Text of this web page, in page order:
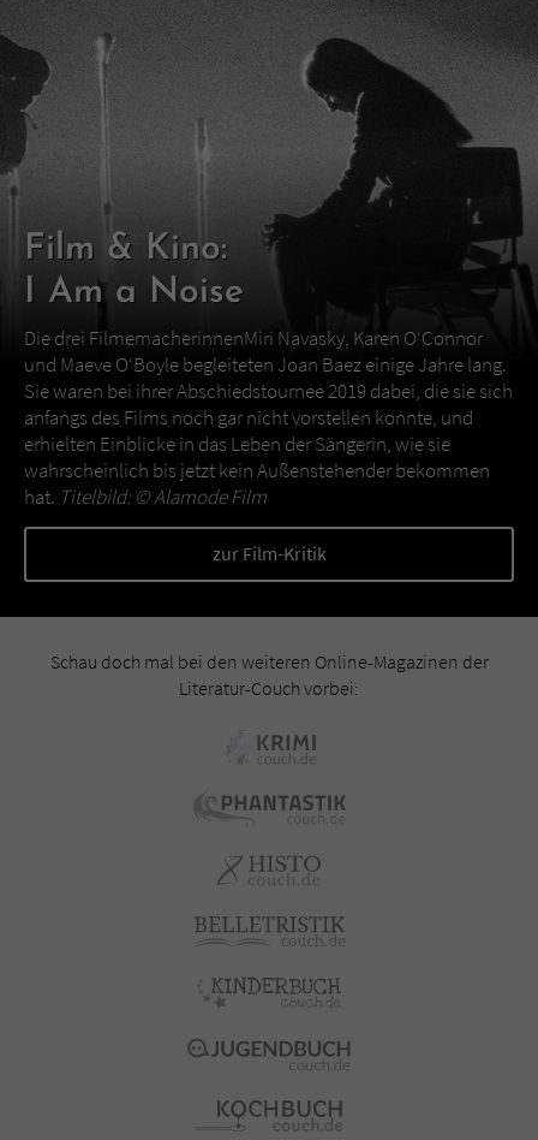
Film & Kino:
I Am a Noise
Die drei FilmemacherinnenMiri Navasky, Karen O‘Connor
und Maeve O‘Boyle begleiteten Joan Baez einige Jahre lang.
Sie waren bei ihrer Abschiedstournee 2019 dabei, die sie sich
anfangs des Films noch gar nicht vorstellen konnte, und
erhielten Einblicke in das Leben der Sängerin, wie sie
wahrscheinlich bis jetzt kein Außenstehender bekommen
hat. Titelbild: ©Alamode Film
zur Film-Kritik
Schau doch mal bei den weiteren Online-Magazinen der
Literatur-Couch vorbei: